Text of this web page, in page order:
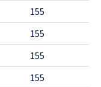
155
155
155
155